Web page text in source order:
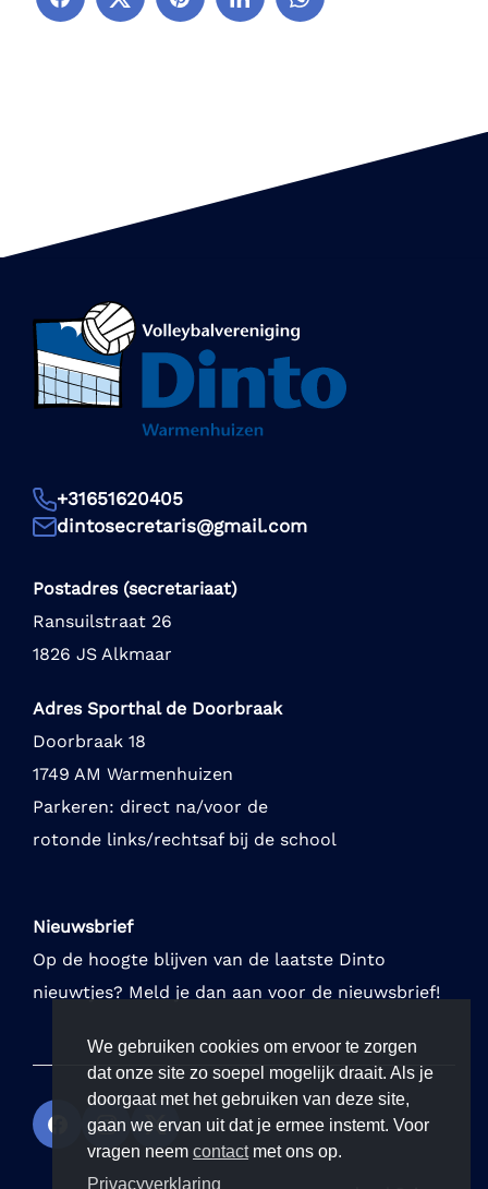
+31651620405
dintosecretaris@gmail.com
Postadres (secretariaat)
Ransuilstraat 26
1826 JS Alkmaar
Adres Sporthal de Doorbraak
Doorbraak 18
1749 AM Warmenhuizen
Parkeren: direct na/voor de
rotonde links/rechtsaf bij de school
Nieuwsbrief
Op de hoogte blijven van de laatste Dinto
nieuwtjes? Meld je dan aan voor de nieuwsbrief!
We gebruiken cookies om ervoor te zorgen
dat onze site zo soepel mogelijk draait. Als je
doorgaat met het gebruiken van deze site,
gaan we ervan uit dat je ermee instemt. Voor
vragen neem contactmet ons op.
Privacyverklaring